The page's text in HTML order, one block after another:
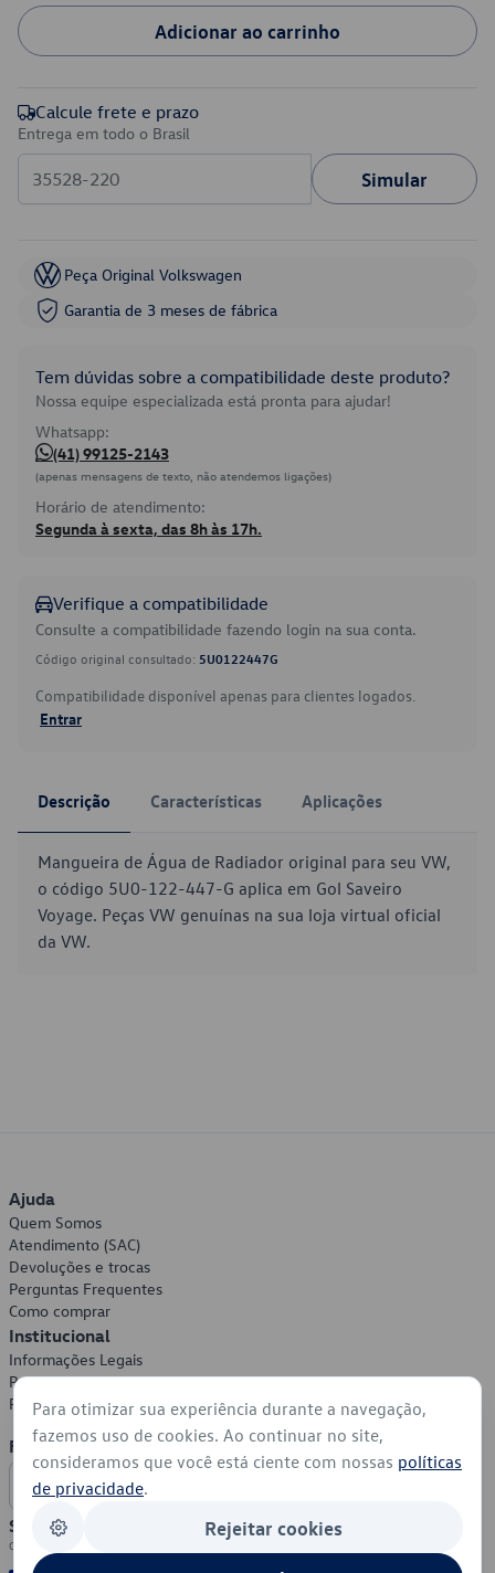
Adicionar ao carrinho
Calcule frete e prazo
Entrega em todo o Brasil
Simular
Peça Original Volkswagen
Garantia de 3 meses de fábrica
Tem dúvidas sobre a compatibilidade deste produto?
Nossa equipe especializada está pronta para ajudar!
Whatsapp:
(41) 99125-2143
(apenas mensagens de texto, não atendemos ligações)
Horário de atendimento:
Segunda à sexta, das 8h às 17h.
Verifique a compatibilidade
Consulte a compatibilidade fazendo login na sua conta.
Código original consultado: 5U0122447G
Compatibilidade disponível apenas para clientes logados.
Entrar
Descrição Características Aplicações
Mangueira de Água de Radiador original para seu VW,
o código 5U0-122-447-G aplica em Gol Saveiro
Voyage. Peças VW genuínas na sua loja virtual oficial
da VW.
Ajuda
Quem Somos
Atendimento (SAC)
Devoluções e trocas
Perguntas Frequentes
Como comprar
Institucional
Informações Legais
Política de Privacidade
Política de Cookies
Formas de Pagamento
Segurança
Para otimizar sua experiência durante a navegação,
fazemos uso de cookies. Ao continuar no site,
consideramos que você está ciente com nossas políticas
de privacidade.
Rejeitar cookies